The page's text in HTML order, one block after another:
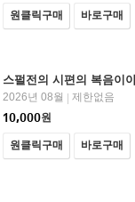
원클릭구매 바로구매
스펄전의 시편의 복음이
2026년 08월
제한없음
10,000원
원클릭구매 바로구매